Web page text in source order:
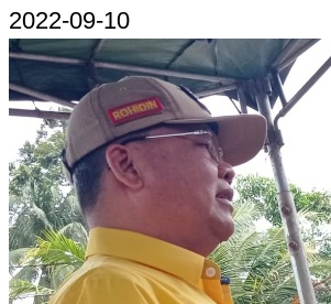
2022-09-10